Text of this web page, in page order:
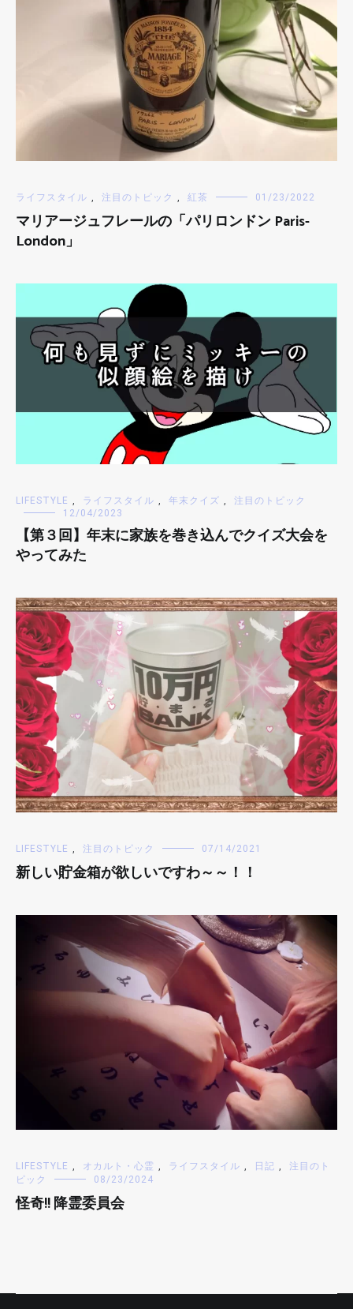
ライフスタイル 注目のトピック 紅茶 01/23/2022
マリアージュフレールの「パリロンドン Paris-
London」
LIFESTYLE , ライフスタイル , 年末クイズ ,
注目のトピック
12/04/2023
【第３回】年末に家族を巻き込んでクイズ大会を
やってみた
LIFESTYLE , 注目のトピック 07/14/2021
新しい貯金箱が欲しいですわ～～！！
LIFESTYLE , オカルト・心霊 , ライフスタイル , 日記 ,
注目のト
ピック
08/23/2024
怪奇!! 降霊委員会